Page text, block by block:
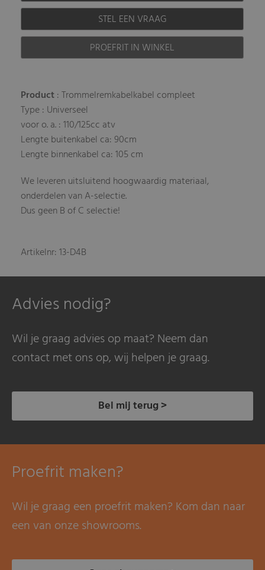
STEL EEN VRAAG
PROEFRIT IN WINKEL
Product: Trommelremkabelkabel compleet
Type : Universeel
voor o. a. : 110/125cc atv
Lengte buitenkabel ca: 90cm
Lengte binnenkabel ca: 105 cm
We leveren uitsluitend hoogwaardig materiaal,
onderdelen van A-selectie.
Dus geen B of C selectie!
Artikelnr: 13-D4B
Advies nodig?
Wil je graag advies op maat? Neem dan
contact met ons op, wij helpen je graag.
Bel mij terug >
Proefrit maken?
Wil je graag een proefrit maken? Kom dan naar
een van onze showrooms.